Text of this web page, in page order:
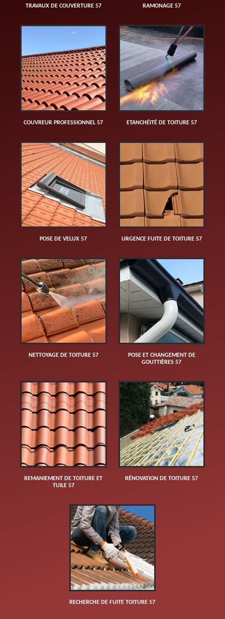
TRAVAUX DE COUVERTURE 57 RAMONAGE 57
COUVREUR PROFESSIONNEL 57 ETANCHÉITÉ DE TOITURE 57
POSE DE VELUX 57 URGENCE FUITE DE TOITURE 57
NETTOYAGE DE TOITURE 57
POSE ET CHANGEMENT DE
GOUTTIÈRES 57
REMANIEMENT DE TOITURE ET
TUILE 57
RÉNOVATION DE TOITURE 57
RECHERCHE DE FUITE TOITURE 57